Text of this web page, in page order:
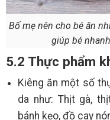
Bố mẹ nên cho bé ăn
giúp bé
5.2 Thực phẩm
Kiêng ăn một số
da như: Thịt gà,
bánh kẹo, đồ cay